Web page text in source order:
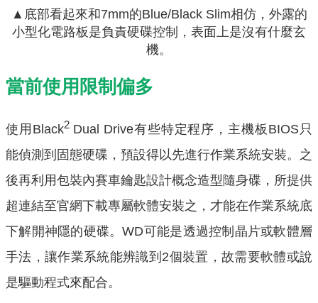
▲ 底部看起來和7mm的Blue/Black Slim相仿，外露的
小型化電路板是負責硬碟控制，表面上是沒有什麼玄
機。
當前使用限制偏多
使用Black2 Dual Drive有些特定程序，主機板BIOS只
能偵測到固態硬碟，預設得以先進行作業系統安裝。之
後再利用包裝內賽車鑰匙設計概念造型隨身碟，所提供
超連結至官網下載專屬軟體安裝之，才能在作業系統底
下解開神隱的硬碟。WD可能是透過控制晶片或軟體層
手法，讓作業系統能辨識到2個裝置，故需要軟體或說
是驅動程式來配合。